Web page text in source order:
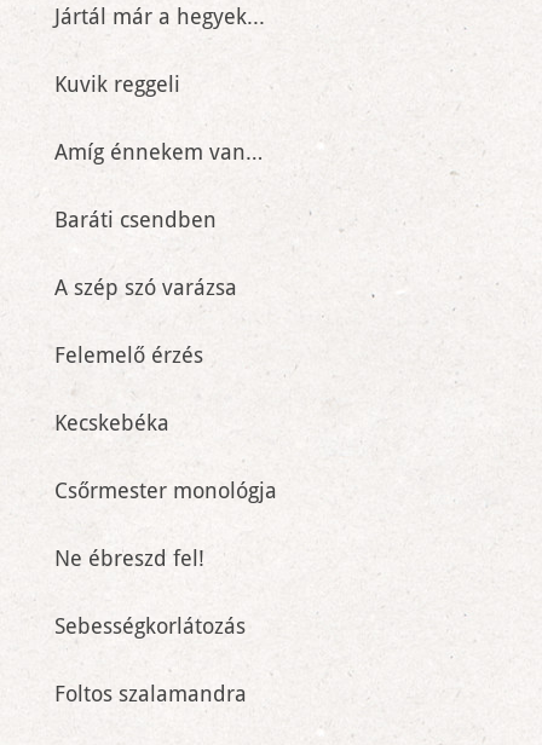
Jártál már a hegyek...
Kuvik reggeli
Amíg énnekem van…
Baráti csendben
A szép szó varázsa
Felemelő érzés
Kecskebéka
Csőrmester monológja
Ne ébreszd fel!
Sebességkorlátozás
Foltos szalamandra